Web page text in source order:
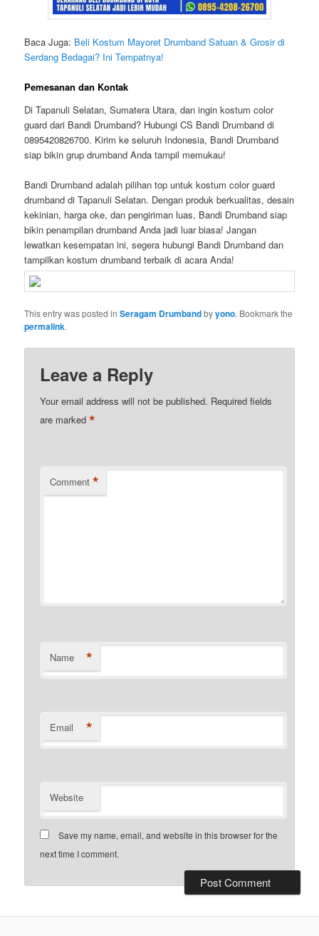
Baca Juga: Beli Kostum Mayoret Drumband Satuan & Grosir di
Serdang Bedagai? Ini Tempatnya!
Pemesanan dan Kontak
Di Tapanuli Selatan, Sumatera Utara, dan ingin kostum color
guard dari Bandi Drumband? Hubungi CS Bandi Drumband di
0895420826700. Kirim ke seluruh Indonesia, Bandi Drumband
siap bikin grup drumband Anda tampil memukau!
Bandi Drumband adalah pilihan top untuk kostum color guard
drumband di Tapanuli Selatan. Dengan produk berkualitas, desain
kekinian, harga oke, dan pengiriman luas, Bandi Drumband siap
bikin penampilan drumband Anda jadi luar biasa! Jangan
lewatkan kesempatan ini, segera hubungi Bandi Drumband dan
tampilkan kostum drumband terbaik di acara Anda!
This entry was posted inSeragam Drumbandbyyono. Bookmark the
permalink.
Leave a Reply
Your email address will not be published. Required fields
are marked*
Comment *
Name *
Email *
Website
Save my name, email, and website in this browser for the
next time I comment.